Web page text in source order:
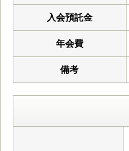
入会預託金
年会費
備考